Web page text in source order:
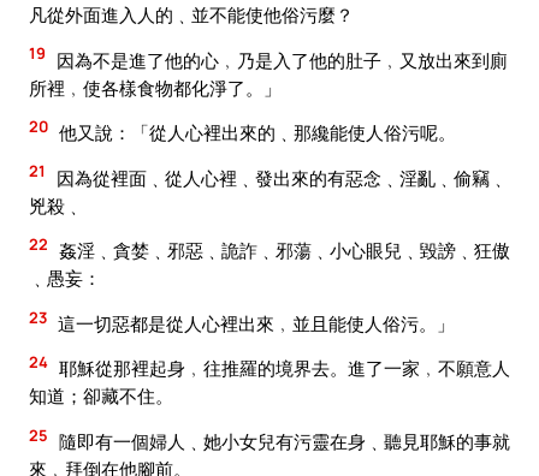
凡從外面進入人的﹑並不能使他俗污麼？
19
因為不是進了他的心﹐乃是入了他的肚子﹐又放出來到廁
所裡﹐使各樣食物都化淨了。」
20 他又說：「從人心裡出來的﹑那纔能使人俗污呢。
21
因為從裡面﹑從人心裡﹑發出來的有惡念﹑淫亂﹑偷竊﹑
兇殺﹑
22 姦淫﹑貪婪﹑邪惡﹑詭詐﹑邪蕩﹑小心眼兒﹑毀謗﹑狂傲
﹑愚妄：
23 這一切惡都是從人心裡出來﹐並且能使人俗污。」
24 耶穌從那裡起身﹐往推羅的境界去。進了一家﹐不願意人
知道；卻藏不住。
25 隨即有一個婦人﹑她小女兒有污靈在身﹑聽見耶穌的事就
來﹐拜倒在他腳前。